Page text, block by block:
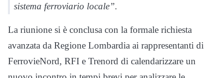
sistema ferroviario locale”.
La riunione si è conclusa con la formale richiesta
avanzata da Regione Lombardia ai rappresentanti di
FerrovieNord, RFI e Trenord di calendarizzare un